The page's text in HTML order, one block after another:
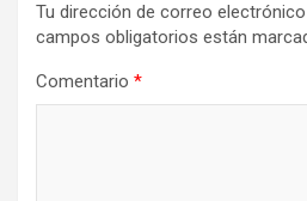
Tu dirección de correo
campos obligatorios están
Comentario *